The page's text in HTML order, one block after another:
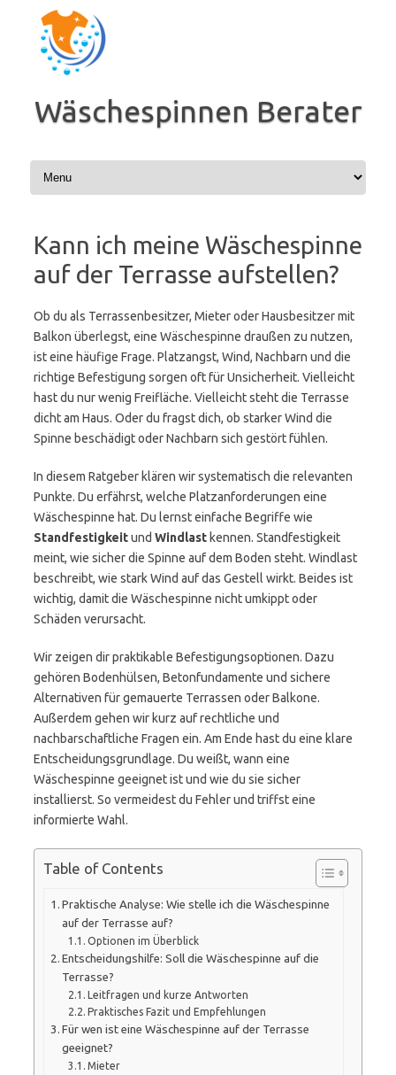
Inhalt
springen
Wäschespinnen Berater
Kann ich meine Wäschespinne
auf der Terrasse aufstellen?
Ob du als Terrassenbesitzer, Mieter oder Hausbesitzer mit
Balkon überlegst, eine Wäschespinne draußen zu nutzen,
ist eine häufige Frage. Platzangst, Wind, Nachbarn und die
richtige Befestigung sorgen oft für Unsicherheit. Vielleicht
hast du nur wenig Freifläche. Vielleicht steht die Terrasse
dicht am Haus. Oder du fragst dich, ob starker Wind die
Spinne beschädigt oder Nachbarn sich gestört fühlen.
In diesem Ratgeber klären wir systematisch die relevanten
Punkte. Du erfährst, welche Platzanforderungen eine
Wäschespinne hat. Du lernst einfache Begriffe wie
Standfestigkeitund Windlast kennen. Standfestigkeit
meint, wie sicher die Spinne auf dem Boden steht. Windlast
beschreibt, wie stark Wind auf das Gestell wirkt. Beides ist
wichtig, damit die Wäschespinne nicht umkippt oder
Schäden verursacht.
Wir zeigen dir praktikable Befestigungsoptionen. Dazu
gehören Bodenhülsen, Betonfundamente und sichere
Alternativen für gemauerte Terrassen oder Balkone.
Außerdem gehen wir kurz auf rechtliche und
nachbarschaftliche Fragen ein. Am Ende hast du eine klare
Entscheidungsgrundlage. Du weißt, wann eine
Wäschespinne geeignet ist und wie du sie sicher
installierst. So vermeidest du Fehler und triffst eine
informierte Wahl.
Table of Contents
Praktische Analyse: Wie stelle ich die Wäschespinne
auf der Terrasse auf?
Optionen im Überblick
Entscheidungshilfe: Soll die Wäschespinne auf die
Terrasse?
Leitfragen und kurze Antworten
Praktisches Fazit und Empfehlungen
Für wen ist eine Wäschespinne auf der Terrasse
geeignet?
Mieter